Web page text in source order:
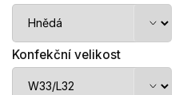
Konfekční velikost